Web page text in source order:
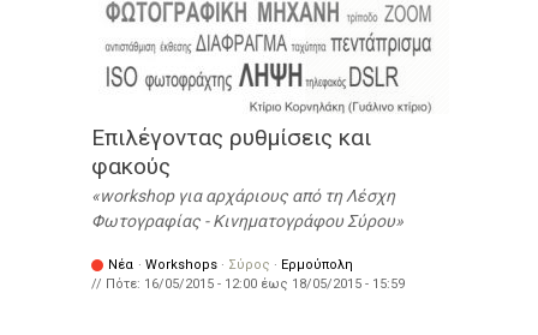
Επιλέγοντας ρυθμίσεις και
φακούς
workshop για αρχάριους από τη Λέσχη
Φωτογραφίας - Κινηματογράφου Σύρου
Νέα · Workshops · Σύρος · Ερμούπολη
// Πότε: 16/05/2015 - 12:00 έως 18/05/2015 - 15:59